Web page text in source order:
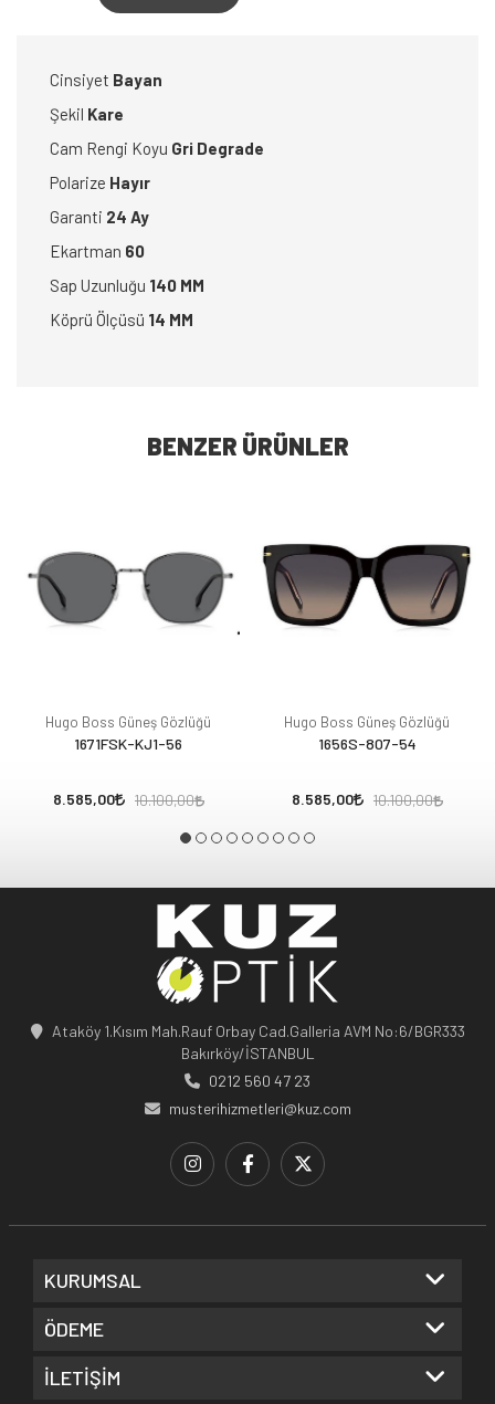
Cinsiyet Bayan
Şekil Kare
Cam Rengi Koyu Gri Degrade
Polarize Hayır
Garanti 24 Ay
Ekartman 60
Sap Uzunluğu 140 MM
Köprü Ölçüsü 14 MM
BENZER ÜRÜNLER
Hugo Boss Güneş Gözlüğü
1671FSK-KJ1-56
8.585,00 10.100,00
Hugo Boss Güneş Gözlüğü
1656S-807-54
8.585,00 10.100,00
Ataköy 1.Kısım Mah.Rauf Orbay Cad.Galleria AVM No:6/BGR333
Bakırköy/İSTANBUL
0212 560 47 23
musterihizmetleri@kuz.com
KURUMSAL
ÖDEME
İLETİŞİM